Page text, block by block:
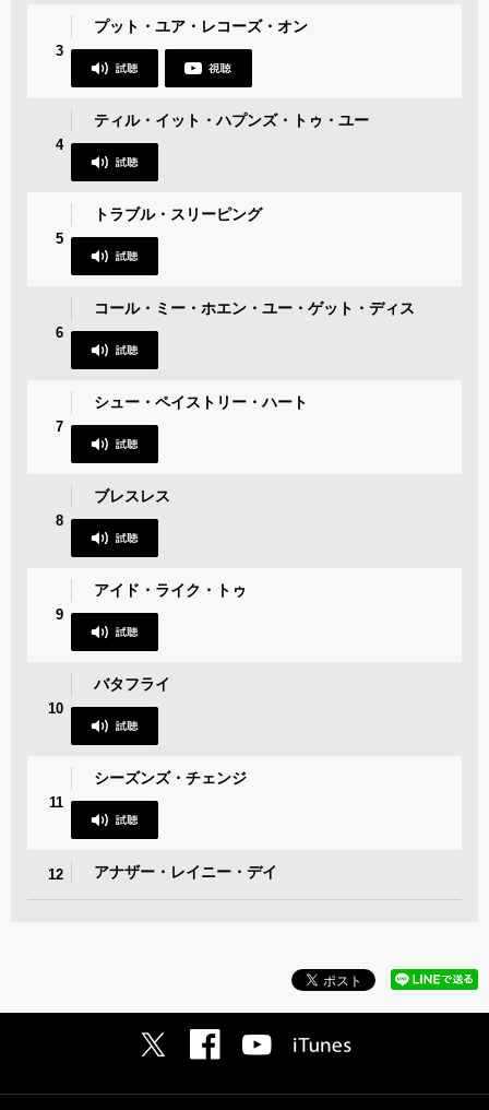
3
プット・ユア・レコーズ・オン
4
ティル・イット・ハプンズ・トゥ・ユー
5
トラブル・スリーピング
6
コール・ミー・ホエン・ユー・ゲット・ディス
7
シュー・ペイストリー・ハート
8
ブレスレス
9
アイド・ライク・トゥ
10
バタフライ
11
シーズンズ・チェンジ
12 アナザー・レイニー・デイ